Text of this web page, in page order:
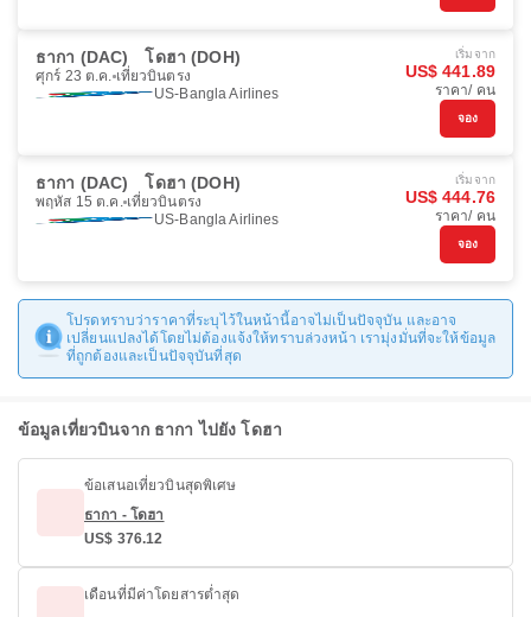
ธากา (DAC) โดฮา (DOH)
ศุกร์ 23 ต.ค. เที่ยวบินตรง
US-Bangla Airlines
เริ่มจาก
US$ 441.89
ราคา/ คน
จอง
ธากา (DAC) โดฮา (DOH)
พฤหัส 15 ต.ค. เที่ยวบินตรง
US-Bangla Airlines
เริ่มจาก
US$ 444.76
ราคา/ คน
จอง
โปรดทราบว่าราคาที่ระบุไว้ในหน้านี้อาจไม่เป็นปัจจุบัน และอาจ
เปลี่ยนแปลงได้โดยไม่ต้องแจ้งให้ทราบล่วงหน้า เรามุ่งมั่นที่จะให้ข้อมูล
ที่ถูกต้องและเป็นปัจจุบันที่สุด
ข้อมูลเที่ยวบินจาก ธากา ไปยัง โดฮา
ข้อเสนอเที่ยวบินสุดพิเศษ
ธากา - โดฮา
US$ 376.12
เดือนที่มีค่าโดยสารต่ำสุด